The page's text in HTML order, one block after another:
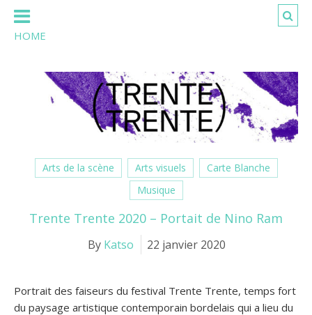
HOME
Arts de la scène Arts visuels
Carte Blanche
Musique
Trente Trente 2020 – Portait de Nino Ram
By Katso 22 janvier 2020
Portrait des faiseurs du festival Trente Trente, temps fort
du paysage artistique contemporain bordelais qui a lieu du